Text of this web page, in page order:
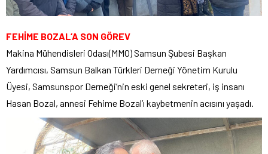
FEHİME BOZAL’A SON GÖREV
Makina Mühendisleri Odası(MMO) Samsun Şubesi Başkan
Yardımcısı, Samsun Balkan Türkleri Derneği Yönetim Kurulu
Üyesi, Samsunspor Derneği’nin eski genel sekreteri, iş insanı
Hasan Bozal, annesi Fehime Bozal’ı kaybetmenin acısını yaşadı.